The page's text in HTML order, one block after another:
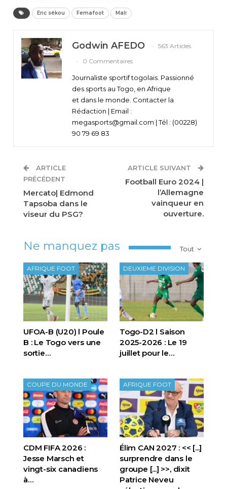
Eric sékou Femafoot Mali
Godwin AFEDO
563 Articles
0 Commentaires
Journaliste sportif togolais. Passionné
des sports au Togo, en Afrique
et dans le monde. Contacter la
Rédaction | Email :
megasports@gmail.com | Tél : (00228)
90 79 69 83
ARTICLE
PRÉCÉDENT
Mercato| Edmond
Tapsoba dans le
viseur du PSG?
ARTICLE SUIVANT
Football Euro 2024 |
l’Allemagne
vainqueur en
ouverture.
Tout
Ne manquez pas
AFRIQUE FOOT
UFOA-B (U20) l Poule
B : Le Togo vers une
sortie…
DEUXIEME DIVISION
Togo-D2 l Saison
2025-2026 : Le 19
juillet pour le…
COUPE DU MONDE
CDM FIFA 2026 :
Jesse Marsch et
vingt-six canadiens
à…
AFRIQUE FOOT
Élim CAN 2027 : << [...]
surprendre dans le
groupe [...] >>, dixit
Patrice Neveu